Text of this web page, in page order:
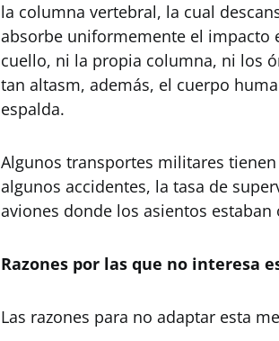
la columna vertebral, la cual
absorbe uniformemente el impacto
cuello, ni la propia columna, ni los
tan altasm, además, el cuerpo
espalda.
Algunos transportes militares
algunos accidentes, la tasa de
aviones donde los asientos
Razones por las que no interesa
Las razones para no adaptar esta